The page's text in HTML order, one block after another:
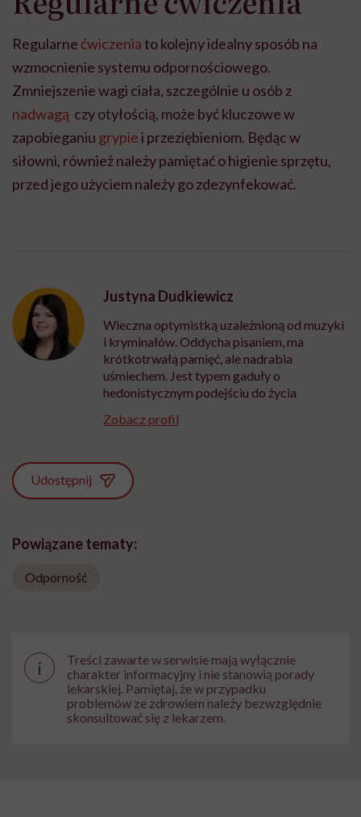
Regularne ćwiczeniato kolejny idealny sposób na
wzmocnienie systemu odpornościowego.
Zmniejszenie wagi ciała, szczególnie u osób z
nadwagą czy otyłością, może być kluczowe w
zapobieganiu grypiei przeziębieniom. Będąc w
siłowni, również należy pamiętać o higienie sprzętu,
przed jego użyciem należy go zdezynfekować.
Justyna Dudkiewicz
Wieczna optymistką uzależnioną od muzyki
i kryminałów. Oddycha pisaniem, ma
krótkotrwałą pamięć, ale nadrabia
uśmiechem. Jest typem gaduły o
hedonistycznym podejściu do życia
Zobacz profil
Udostępnij
Powiązane tematy:
Odporność
i
Treści zawarte w serwisie mają wyłącznie
charakter informacyjny i nie stanowią porady
lekarskiej. Pamiętaj, że w przypadku
problemów ze zdrowiem należy bezwzględnie
skonsultować się z lekarzem.